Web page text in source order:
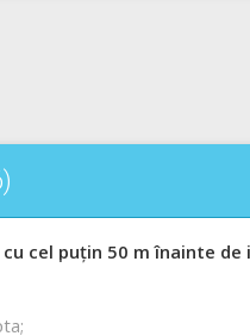
cel puțin 50 m înainte